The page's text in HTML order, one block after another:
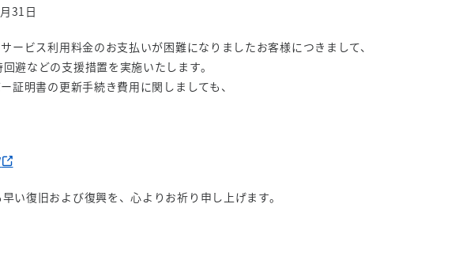
31日
ービス利用料金のお支払いが困難になりましたお客様につきまして、
避などの支援措置を実施いたします。
証明書の更新手続き費用に関しましても、
い復旧および復興を、心よりお祈り申し上げます。